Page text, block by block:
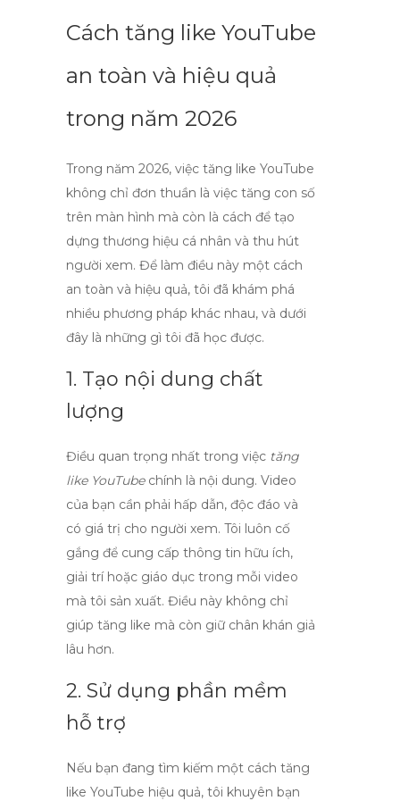
Cách tăng like YouTube
an toàn và hiệu quả
trong năm 2026
Trong năm 2026, việc tăng like YouTube
không chỉ đơn thuần là việc tăng con số
trên màn hình mà còn là cách để tạo
dựng thương hiệu cá nhân và thu hút
người xem. Để làm điều này một cách
an toàn và hiệu quả, tôi đã khám phá
nhiều phương pháp khác nhau, và dưới
đây là những gì tôi đã học được.
1. Tạo nội dung chất
lượng
Điều quan trọng nhất trong việc tăng
like YouTubechính là nội dung. Video
của bạn cần phải hấp dẫn, độc đáo và
có giá trị cho người xem. Tôi luôn cố
gắng để cung cấp thông tin hữu ích,
giải trí hoặc giáo dục trong mỗi video
mà tôi sản xuất. Điều này không chỉ
giúp tăng like mà còn giữ chân khán giả
lâu hơn.
2. Sử dụng phần mềm
hỗ trợ
Nếu bạn đang tìm kiếm một cách tăng
like YouTube hiệu quả, tôi khuyên bạn